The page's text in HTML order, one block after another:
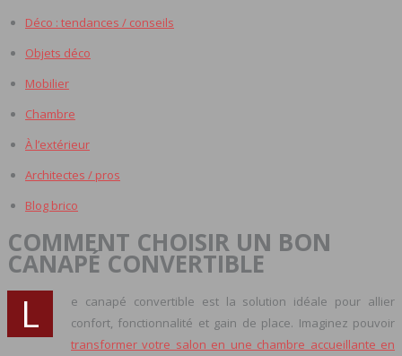
Déco : tendances / conseils
Objets déco
Mobilier
Chambre
À l’extérieur
Architectes / pros
Blog brico
COMMENT CHOISIR UN BON
CANAPÉ CONVERTIBLE
L
e canapé convertible est la solution idéale pour allier
confort, fonctionnalité et gain de place. Imaginez pouvoir
transformer votre salon en une chambre accueillante en